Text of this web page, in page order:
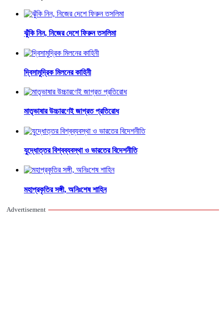
ঝুঁকি নিন, নিজের দেশে ফিরুন তসলিমা
দ্বিসামুদ্রিক মিলনের কাহিনী
মাতৃভাষার উচ্চারণেই জাগ্রত প্রতিরোধ
যুদ্ধোত্তর বিশ্বব্যবস্থা ও ভারতের বিদেশনীতি
মহাপ্রকৃতির সঙ্গী, অনিঃশেষ শাহিন
Advertisement